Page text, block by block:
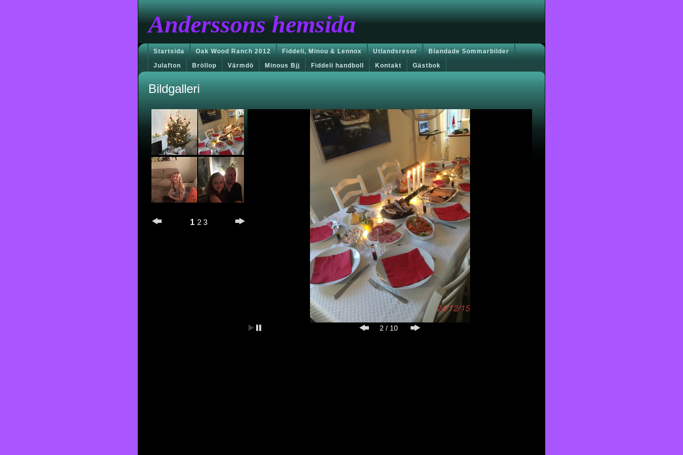
Anderssons hemsida
Startsida Oak Wood Ranch 2012 Fiddeli, Minou & Lennox Utlandsresor
Blandade Sommarbilder
Julafton
Bröllop Värmdö Minous Bjj Fiddeli handboll Kontakt Gästbok
Bildgalleri
1 2 3
2 / 10